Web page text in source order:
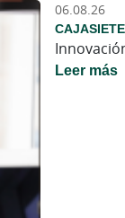
06.08.26
Leer más